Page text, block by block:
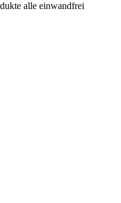
alle einwandfrei